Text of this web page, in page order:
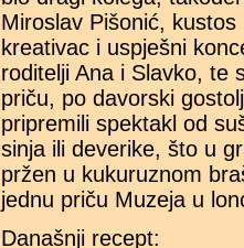
Miroslav Pišonić,
kreativac i uspješni
roditelji Ana i Slavko, te
priču, po davorski
pripremili spektakl od
sinja ili deverike, što u
pržen u kukuruznom
jednu priču Muzeja u
Današnji recept: